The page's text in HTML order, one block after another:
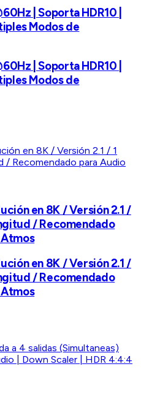
| Soporta HDR10 |
Modos de
| Soporta HDR10 |
Modos de
en 8K / Versión 2.1 /
/ Recomendado
en 8K / Versión 2.1 /
/ Recomendado